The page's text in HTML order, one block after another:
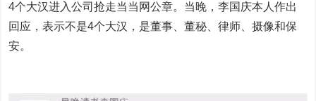
4个大汉进入公司抢走当当网公章。当晚，李国庆本人作出
回应，表示不是4个大汉，是董事、董秘、律师、摄像和保
安。